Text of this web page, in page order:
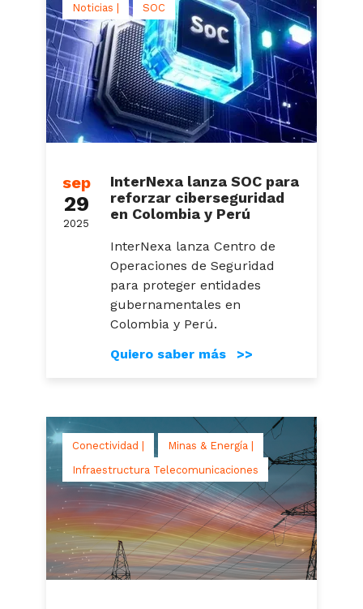
sep
29
2025
Noticias | SOC
InterNexa lanza SOC para
reforzar ciberseguridad
en Colombia y Perú
InterNexa lanza Centro de
Operaciones de Seguridad
para proteger entidades
gubernamentales en
Colombia y Perú.
Quiero saber más >>
Conectividad |
Minas & Energía |
Infraestructura Telecomunicaciones